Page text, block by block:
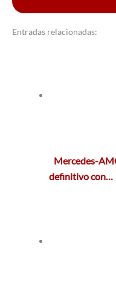
Entradas relacionadas:
Mercedes-
definitivo con…